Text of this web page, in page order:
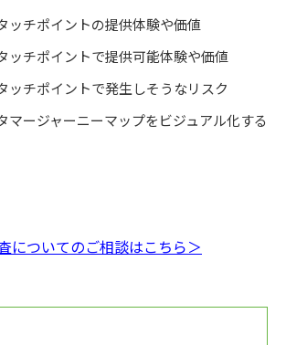
ッチポイントの提供体験や価値
ッチポイントで提供可能体験や価値
ッチポイントで発生しそうなリスク
マージャーニーマップをビジュアル化する
についてのご相談はこちら＞